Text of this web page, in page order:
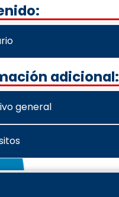
adicional:
general